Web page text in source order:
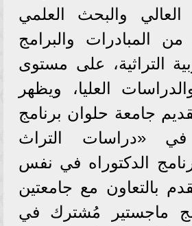
العالي والبحث العلمي
المبادرات والبرامج
التراثية، على مستوى
العليا، ويظهر
جامعة حلوان برنامج
في «دراسات التراث
الدكتوراه في نفس
بالتعاون مع جامعتين
ماجستير مُشترك في